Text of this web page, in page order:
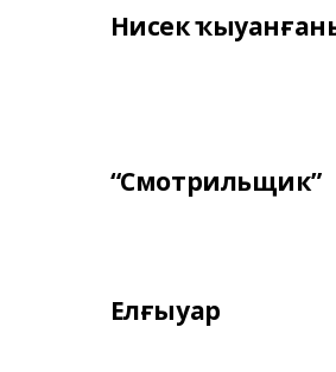
Нисек
“Смотрильщик”
Елғыуар